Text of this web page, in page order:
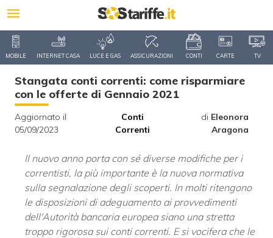
MOBILE INTERNET CASA LUCE E GAS ASSICURAZIONI CONTI CARTE TV
Stangata conti correnti: come risparmiare
con le offerte di Gennaio 2021
Aggiornato il
05/09/2023
Conti
Correnti
di Eleonora
Aragona
Il nuovo anno porta con sé diverse modifiche per i
correntisti, la più importante è la nuova normativa
sulla segnalazione degli scoperti. In molti ritengono
le disposizioni di adeguamento ai provvedimenti
dell'Autorità bancaria europea siano una stretta
troppo rigorosa sui conti correnti. E si vocifera che le